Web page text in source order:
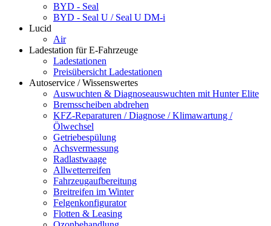
BYD - Seal
BYD - Seal U / Seal U DM-i
Lucid
Air
Ladestation für E-Fahrzeuge
Ladestationen
Preisübersicht Ladestationen
Autoservice / Wissenswertes
Auswuchten & Diagnoseauswuchten mit Hunter Elite
Bremsscheiben abdrehen
KFZ-Reparaturen / Diagnose / Klimawartung /
Ölwechsel
Getriebespülung
Achsvermessung
Radlastwaage
Allwetterreifen
Fahrzeugaufbereitung
Breitreifen im Winter
Felgenkonfigurator
Flotten & Leasing